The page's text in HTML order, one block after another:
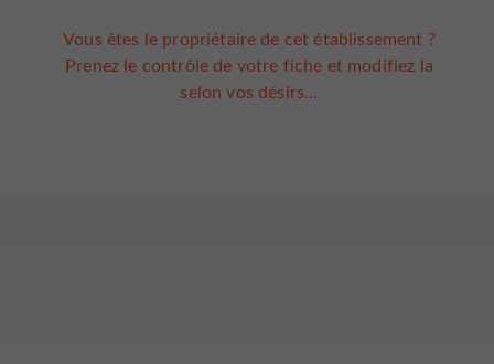
Vous êtes le propriétaire de cet établissement ?
Prenez le contrôle de votre fiche et modifiez la
selon vos désirs...